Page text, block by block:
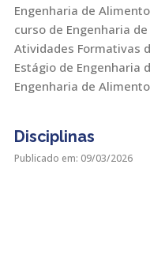
Engenharia de
curso de Engenharia
Atividades Formativas
Estágio de Engenharia
Engenharia de
Disciplinas
Publicado em: 09/03/2026